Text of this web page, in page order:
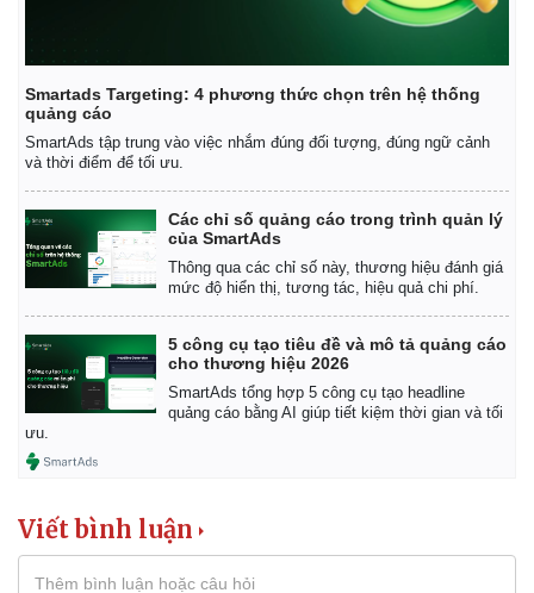
Smartads Targeting: 4 phương thức chọn trên hệ thống
quảng cáo
SmartAds tập trung vào việc nhắm đúng đối tượng, đúng ngữ cảnh
và thời điểm để tối ưu.
Các chỉ số quảng cáo trong trình quản lý
của SmartAds
Thông qua các chỉ số này, thương hiệu đánh giá
mức độ hiển thị, tương tác, hiệu quả chi phí.
5 công cụ tạo tiêu đề và mô tả quảng cáo
cho thương hiệu 2026
SmartAds tổng hợp 5 công cụ tạo headline
quảng cáo bằng AI giúp tiết kiệm thời gian và tối
ưu.
Viết bình luận